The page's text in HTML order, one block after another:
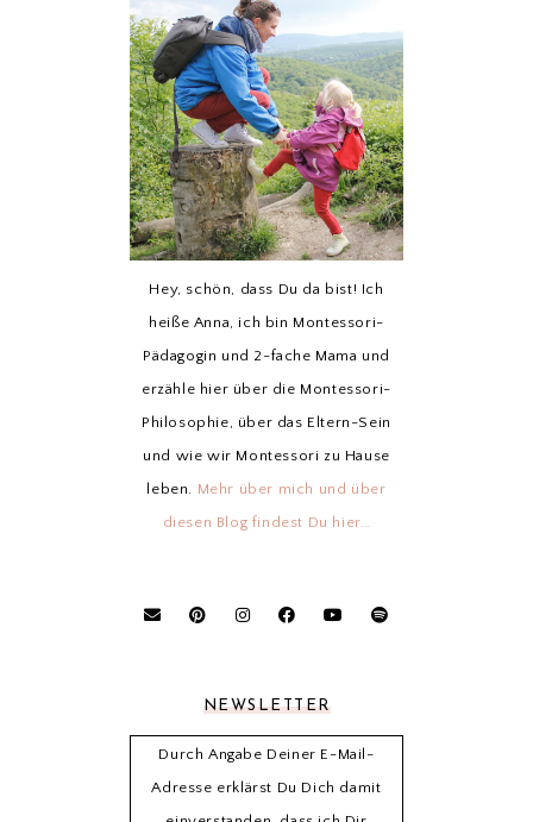
Hey, schön, dass Du da bist! Ich
heiße Anna, ich bin Montessori-
Pädagogin und 2-fache Mama und
erzähle hier über die Montessori-
Philosophie, über das Eltern-Sein
und wie wir Montessori zu Hause
leben. Mehr über mich und über
diesen Blog findest Du hier…
NEWSLETTER
Durch Angabe Deiner E-Mail-
Adresse erklärst Du Dich damit